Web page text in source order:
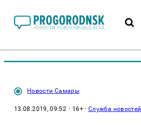
Новости Самары
13.08.2019, 09:52 · 16+ ·Служба новостей